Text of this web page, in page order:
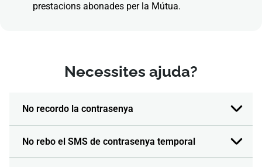
prestacions abonades per la Mútua.
Necessites ajuda?
No recordo la contrasenya
No rebo el SMS de contrasenya temporal